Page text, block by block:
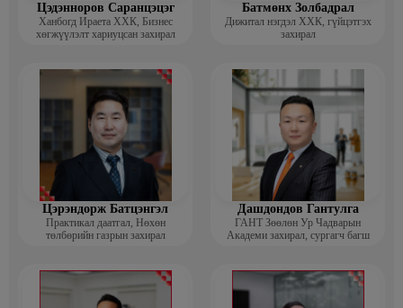
Цэдэнноров Саранцэцэг
Ханбогд Ираета ХХК, Бизнес
хөгжүүлэлт хариуцсан захирал
Батмөнх Золбадрал
Дижитал нэгдэл ХХК, гүйцэтгэх
захирал
Цэрэндорж Батцэнгэл
Практикал даатгал, Нөхөн
төлбөрийн газрын захирал
Дашдондов Гантулга
ГАНТ Зөөлөн Ур Чадварын
Академи захирал, сургагч багш